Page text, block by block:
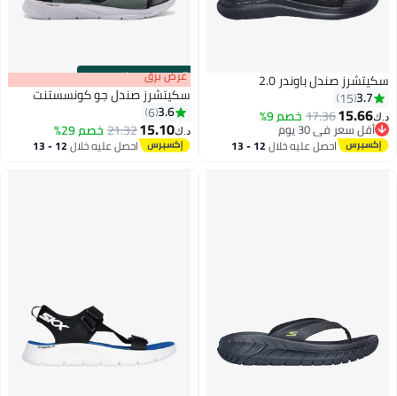
3
سكيتشرز صندل باوندر 2.0
3.7
15
د.ك‏15.66
17.36خصم 9%
أقل سعر في 30 يوم
أقل سعر في 30 يوماحصل عليه خلال 12 - 13
00m:00s
·باقي 100% عرض برق
سكيتشرز صندل جو كونسستنت
3.6
6
د.ك‏15.10
21.32خصم 29%
احصل عليه خلال 12 - 13